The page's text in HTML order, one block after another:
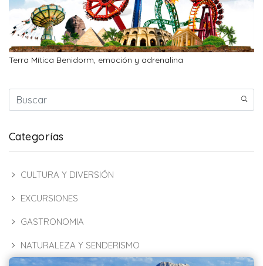
Terra Mítica Benidorm, emoción y adrenalina
Categorías
CULTURA Y DIVERSIÓN
EXCURSIONES
GASTRONOMIA
NATURALEZA Y SENDERISMO